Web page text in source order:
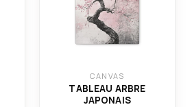
CANVAS
TABLEAU ARBRE
JAPONAIS